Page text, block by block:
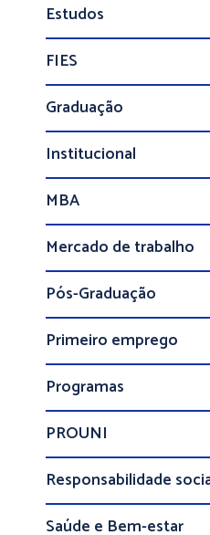
Estudos
FIES
Graduação
Institucional
MBA
Mercado de trabalho
Pós-Graduação
Primeiro emprego
Programas
PROUNI
Responsabilidade
Saúde e Bem-estar